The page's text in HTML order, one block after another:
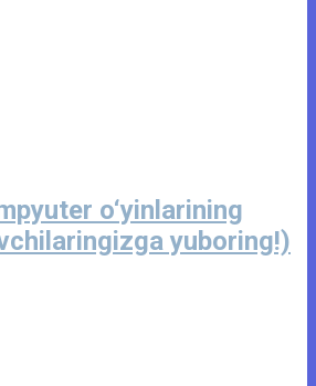
o‘yinlarining
yuboring!)